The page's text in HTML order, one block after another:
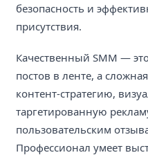
безопасность и
присутствия.
Качественный SMM —
постов в ленте, а
контент-стратегию,
таргетированную
пользовательским
Профессионал умеет